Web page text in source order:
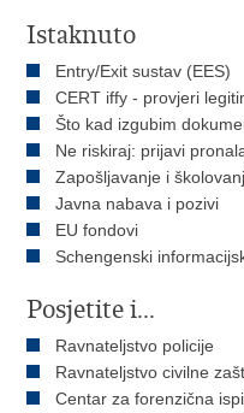
Istaknuto
Entry/Exit sustav (EES)
CERT iffy - provjeri
Što kad izgubim
Ne riskiraj: prijavi
Zapošljavanje i
Javna nabava i pozivi
EU fondovi
Schengenski
Posjetite i...
Ravnateljstvo policije
Ravnateljstvo civilne
Centar za forenzična